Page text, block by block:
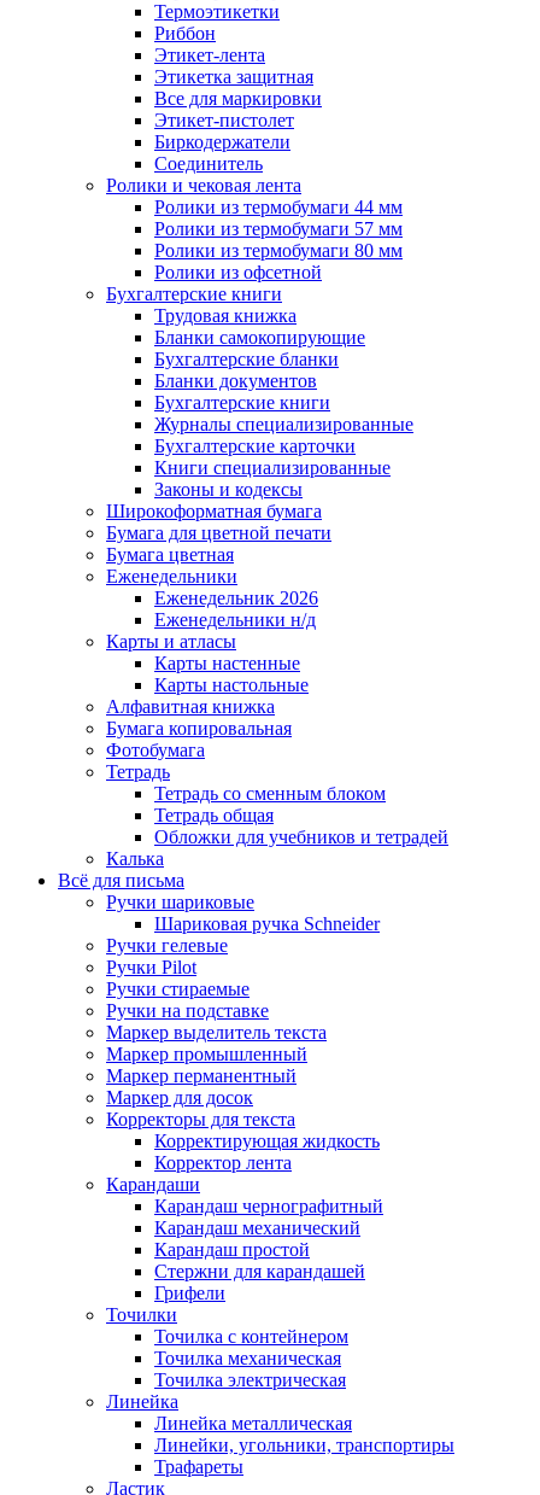
Термоэтикетки
Риббон
Этикет-лента
Этикетка защитная
Все для маркировки
Этикет-пистолет
Биркодержатели
Соединитель
Ролики и чековая лента
Ролики из термобумаги 44 мм
Ролики из термобумаги 57 мм
Ролики из термобумаги 80 мм
Ролики из офсетной
Бухгалтерские книги
Трудовая книжка
Бланки самокопирующие
Бухгалтерские бланки
Бланки документов
Бухгалтерские книги
Журналы специализированные
Бухгалтерские карточки
Книги специализированные
Законы и кодексы
Широкоформатная бумага
Бумага для цветной печати
Бумага цветная
Еженедельники
Еженедельник 2026
Еженедельники н/д
Карты и атласы
Карты настенные
Карты настольные
Алфавитная книжка
Бумага копировальная
Фотобумага
Тетрадь
Тетрадь со сменным блоком
Тетрадь общая
Обложки для учебников и тетрадей
Калька
Всё для письма
Ручки шариковые
Шариковая ручка Schneider
Ручки гелевые
Ручки Pilot
Ручки стираемые
Ручки на подставке
Маркер выделитель текста
Маркер промышленный
Маркер перманентный
Маркер для досок
Корректоры для текста
Корректирующая жидкость
Корректор лента
Карандаши
Карандаш чернографитный
Карандаш механический
Карандаш простой
Стержни для карандашей
Грифели
Точилки
Точилка с контейнером
Точилка механическая
Точилка электрическая
Линейка
Линейка металлическая
Линейки, угольники, транспортиры
Трафареты
Ластик